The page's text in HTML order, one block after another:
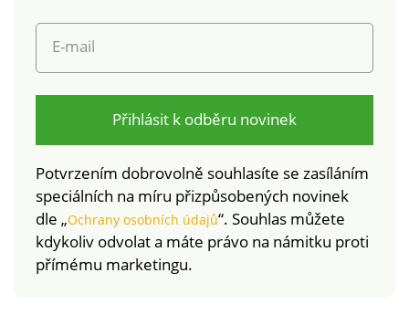
E-mail
Přihlásit k odběru novinek
Potvrzením dobrovolně souhlasíte se zasíláním
speciálních na míru přizpůsobených novinek
dle „Ochrany osobních údajů“. Souhlas můžete
kdykoliv odvolat a máte právo na námitku proti
přímému marketingu.